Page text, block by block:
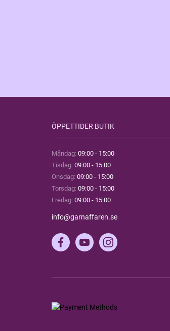
ÖPPETTIDER BUTIK
Måndag: 09:00 - 15:00
Tisdag: 09:00 - 15:00
Onsdag: 09:00 - 15:00
Torsdag: 09:00 - 15:00
Fredag: 09:00 - 15:00
info@garnaffaren.se